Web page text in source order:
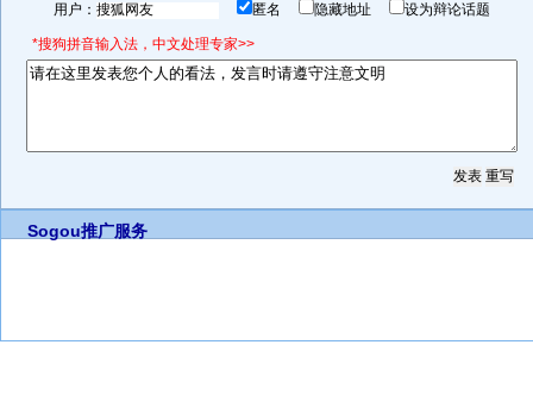
用户： 匿名 隐藏地址 设为辩论话题
*搜狗拼音输入法，中文处理专家>>
Sogou推广服务